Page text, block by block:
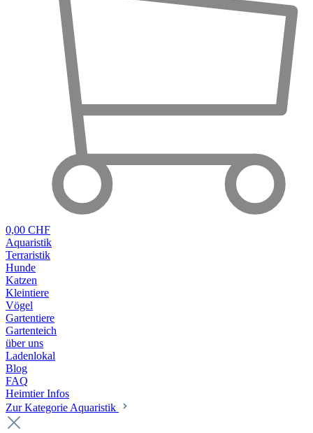
0,00 CHF
Aquaristik
Terraristik
Hunde
Katzen
Kleintiere
Vögel
Gartentiere
Gartenteich
über uns
Ladenlokal
Blog
FAQ
Heimtier Infos
Zur Kategorie Aquaristik